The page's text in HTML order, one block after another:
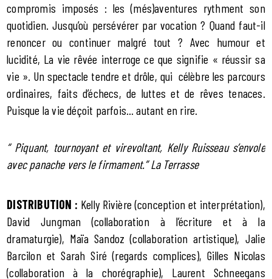
compromis imposés : les (més)aventures rythment son
quotidien. Jusqu’où persévérer par vocation ? Quand faut-il
renoncer ou continuer malgré tout ? Avec humour et
lucidité, La vie rêvée interroge ce que signifie « réussir sa
vie ». Un spectacle tendre et drôle, qui célèbre les parcours
ordinaires, faits d’échecs, de luttes et de rêves tenaces.
Puisque la vie déçoit parfois… autant en rire.
“ Piquant, tournoyant et virevoltant, Kelly Ruisseau s’envole
avec panache vers le firmament.” La Terrasse
DISTRIBUTION : Kelly Rivière (conception et interprétation),
David Jungman (collaboration à l’écriture et à la
dramaturgie), Maïa Sandoz (collaboration artistique), Jalie
Barcilon et Sarah Siré (regards complices), Gilles Nicolas
(collaboration à la chorégraphie), Laurent Schneegans